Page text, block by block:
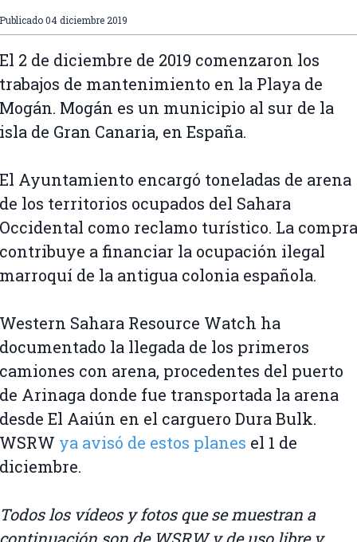
Publicado04 diciembre 2019
El 2 de diciembre de 2019 comenzaron los
trabajos de mantenimiento en la Playa de
Mogán. Mogán es un municipio al sur de la
isla de Gran Canaria, en España.
El Ayuntamiento encargó toneladas de arena
de los territorios ocupados del Sahara
Occidental como reclamo turístico. La compra
contribuye a financiar la ocupación ilegal
marroquí de la antigua colonia española.
Western Sahara Resource Watch ha
documentado la llegada de los primeros
camiones con arena, procedentes del puerto
de Arinaga donde fue transportada la arena
desde El Aaiún en el carguero Dura Bulk.
WSRW ya avisó de estos planes el 1 de
diciembre.
Todos los vídeos y fotos que se muestran a